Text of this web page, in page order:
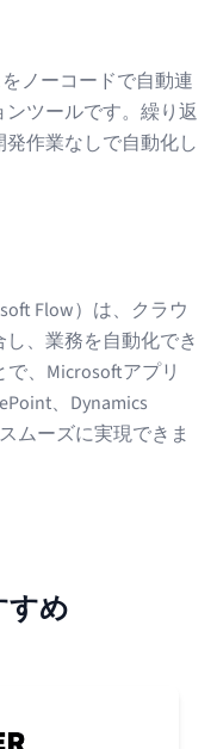
ノーコードで自動連
ツールです。繰り返
作業なしで自動化し
Flow）は、クラウ
、業務を自動化でき
、Microsoftアプリ
、Dynamics
ムーズに実現できま
すめ